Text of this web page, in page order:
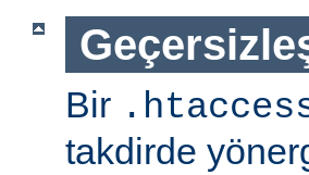
Bir
takdirde